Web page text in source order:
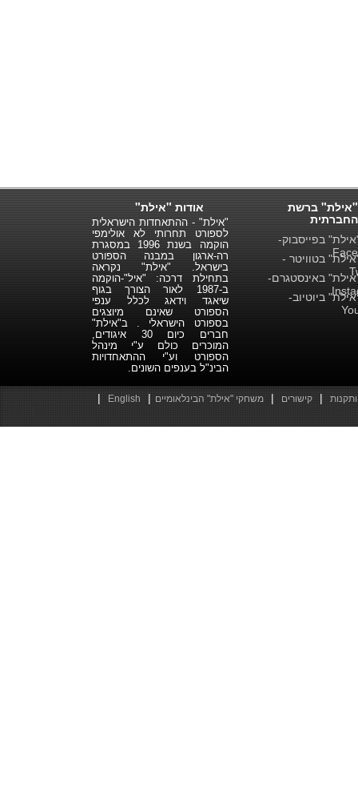
אודות "אילת"
"אילת" - ההתאחדות הישראלית
לספורט תחרותי לא אולימפי
הוקמה בשנת 1996 במסגרת
רה-ארגון במבנה הספורט
בישראל. "אילת" נקראה
בתחילת דרכה: "איל"-הוקמה
ב-1987 לאור הצורך בגוף
שיאגד וידאג לכלל ענפי
הספורט שאינם מיוצגים
בספורט הישראלי . ב"אילת"
חברים כיום 30 איגודים,
המוכרים כולם ע"י מינהל
הספורט וע"י ההתאחדויות
הבינ"ל בענפים השונים.
"אילת" ברשת
החברתית
בפייסבוק-
בטוויטר -
באינסטגרם-
ביוטיוב-
| קישורים | משחקי "אילת" הבינלאומיים |
English
|